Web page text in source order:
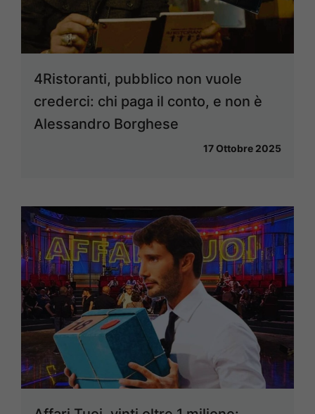
4Ristoranti, pubblico non vuole
crederci: chi paga il conto, e non è
Alessandro Borghese
17 Ottobre 2025